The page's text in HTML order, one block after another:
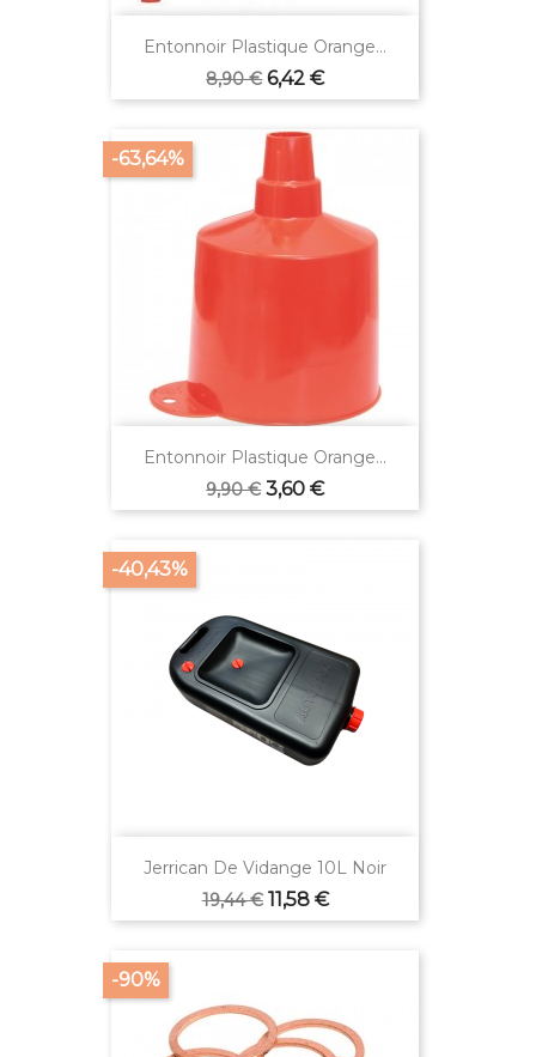
Entonnoir Plastique Orange...
Prix
de
8,90 € Prix
6,42 €
Entonnoir Plastique Orange...
Prix
de
9,90 €
-63,64%
Prix
3,60 €
Jerrican De Vidange 10L Noir
Prix
de
19,44 €
-40,43%
Prix
11,58 €
-90%